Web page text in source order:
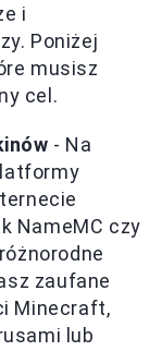
i
Poniżej
musisz
cel.
- Na
NameMC czy
zaufane
Minecraft,
lub